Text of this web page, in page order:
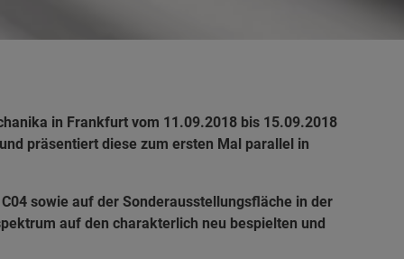
in Frankfurt vom 11.09.2018 bis 15.09.2018
präsentiert diese zum ersten Mal parallel in
sowie auf der Sonderausstellungsfläche in der
auf den charakterlich neu bespielten und